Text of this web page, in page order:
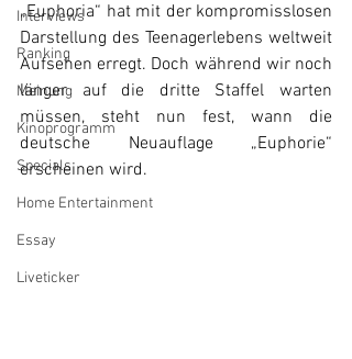
Interviews
Ranking
Meinung
Kinoprogramm
Specials
Home Entertainment
Essay
Liveticker
„Euphoria“ hat mit der kompromisslosen
Darstellung des Teenagerlebens weltweit
Aufsehen erregt. Doch während wir noch
länger auf die dritte Staffel warten
müssen, steht nun fest, wann die
deutsche Neuauflage „Euphorie“
erscheinen wird.